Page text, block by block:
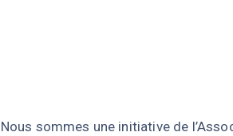
Nous sommes une initiative de